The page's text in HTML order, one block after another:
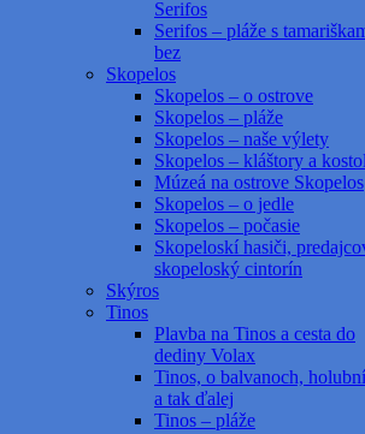
Serifos
Serifos – pláže s
bez
Skopelos
Skopelos – o ostrove
Skopelos – pláže
Skopelos – naše výlety
Skopelos – kláštory a
Múzeá na ostrove Skopelos
Skopelos – o jedle
Skopelos – počasie
Skopeloskí hasiči,
skopeloský cintorín
Skýros
Tinos
Plavba na Tinos a cesta do
dediny Volax
Tinos, o balvanoch,
a tak ďalej
Tinos – pláže